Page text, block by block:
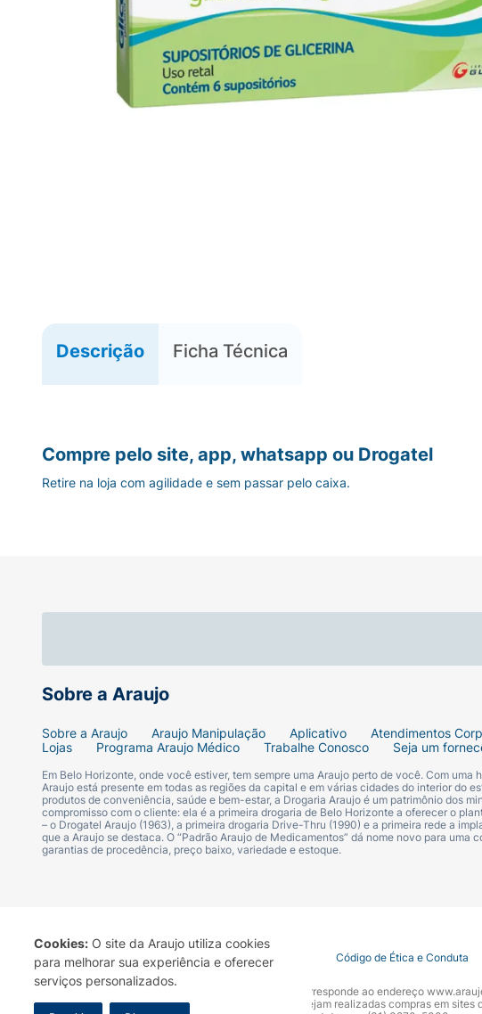
Cookies: O site da Araujo utiliza cookies
para melhorar sua experiência e oferecer
serviços personalizados.
Descrição Ficha Técnica
Sobre a Araujo
Sobre a Araujo Araujo Manipulação Aplicativo Atendimentos
Lojas
Programa Araujo Médico Trabalhe Conosco Seja um
Em Belo Horizonte, onde você estiver, tem sempre uma Araujo perto de você. Com
Araujo está presente em todas as regiões da capital e em várias cidades do interior do
produtos de conveniência, saúde e bem-estar, a Drogaria Araujo é um patrimônio dos
compromisso com o cliente: ela é a primeira drogaria de Belo Horizonte a oferecer o
– o Drogatel Araujo (1963), a primeira drogaria Drive-Thru (1990) e a primeira rede a
que a Araujo se destaca. O “Padrão Araujo de Medicamentos” dá nome novo para
garantias de procedência, preço baixo, variedade e estoque.
Compre pelo site, app, whatsapp ou Drogatel
Retire na loja com agilidade e sem passar pelo caixa.
Termo de Uso Portal da Privacidade Covid-19 Código de Ética e Conduta
A Drogaria Araujo S/A informa que o seu site oficial corresponde ao endereço
marca. Para sua segurança recomendamos que não sejam realizadas compras em